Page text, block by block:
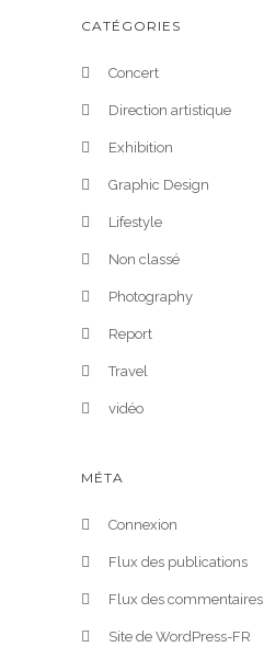
CATÉGORIES
Concert
Direction artistique
Exhibition
Graphic Design
Lifestyle
Non classé
Photography
Report
Travel
vidéo
MÉTA
Connexion
Flux des publications
Flux des commentaires
Site de WordPress-FR